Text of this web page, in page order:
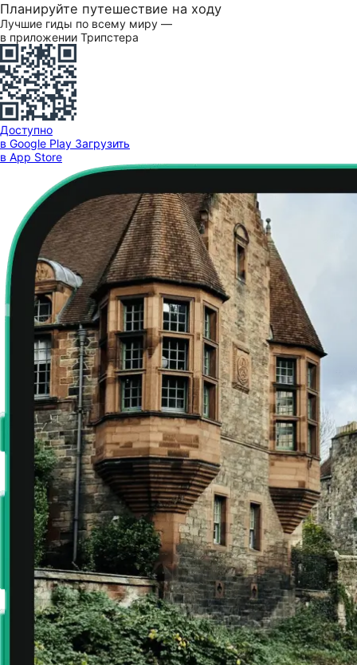
Планируйте путешествие на ходу
Лучшие гиды по всему миру —
в приложении Трипстера
Доступно
в Google Play Загрузить
в App Store